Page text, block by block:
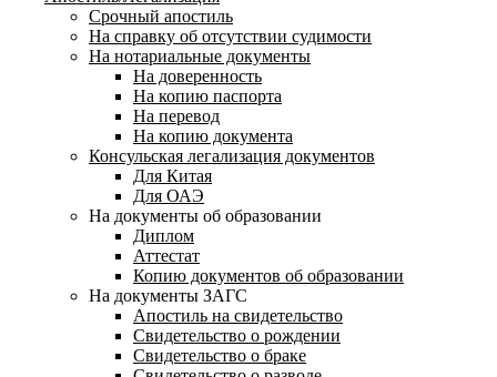
Срочный апостиль
На справку об отсутствии судимости
На нотариальные документы
На доверенность
На копию паспорта
На перевод
На копию документа
Консульская легализация документов
Для Китая
Для ОАЭ
На документы об образовании
Диплом
Аттестат
Копию документов об образовании
На документы ЗАГС
Апостиль на свидетельство
Свидетельство о рождении
Свидетельство о браке